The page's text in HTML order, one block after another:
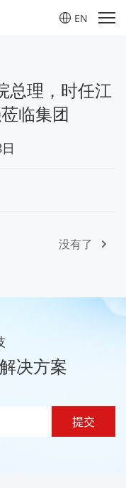
EN
总理，时任江
临集团
没有了
决方案
提交